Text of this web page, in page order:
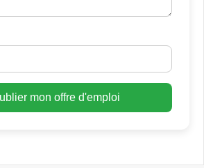
mon offre d'emploi